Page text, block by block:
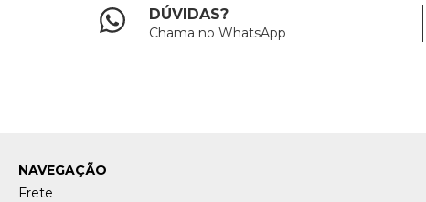
DÚVIDAS?
Chama no WhatsApp
NAVEGAÇÃO
Frete